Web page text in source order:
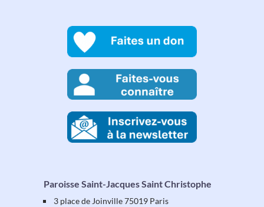
Paroisse Saint-Jacques Saint Christophe
3 place de Joinville 75019 Paris